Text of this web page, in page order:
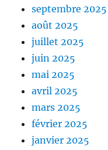
septembre 2025
août 2025
juillet 2025
juin 2025
mai 2025
avril 2025
mars 2025
février 2025
janvier 2025